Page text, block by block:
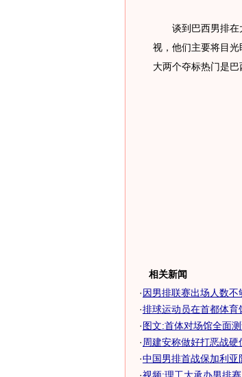
谈到巴西男排在大
视，他们主要将目
大两个夺标热门是
相关新闻
·因男排联赛出场人数
·排球运动员在首都体育
·图文:首体对场馆全面
· 周建安称做好打恶战硬
·中国男排首战保加利亚